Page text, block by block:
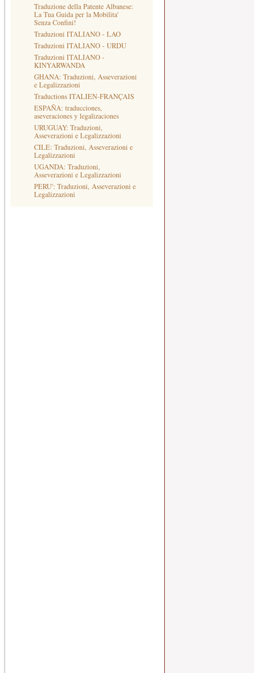
Traduzione della Patente Albanese:
La Tua Guida per la Mobilita'
Senza Confini!
Traduzioni ITALIANO - LAO
Traduzioni ITALIANO - URDU
Traduzioni ITALIANO -
KINYARWANDA
GHANA: Traduzioni, Asseverazioni
e Legalizzazioni
Traductions ITALIEN-FRANÇAIS
ESPAÑA: traducciones,
aseveraciones y legalizaciones
URUGUAY: Traduzioni,
Asseverazioni e Legalizzazioni
CILE: Traduzioni, Asseverazioni e
Legalizzazioni
UGANDA: Traduzioni,
Asseverazioni e Legalizzazioni
PERU': Traduzioni, Asseverazioni e
Legalizzazioni